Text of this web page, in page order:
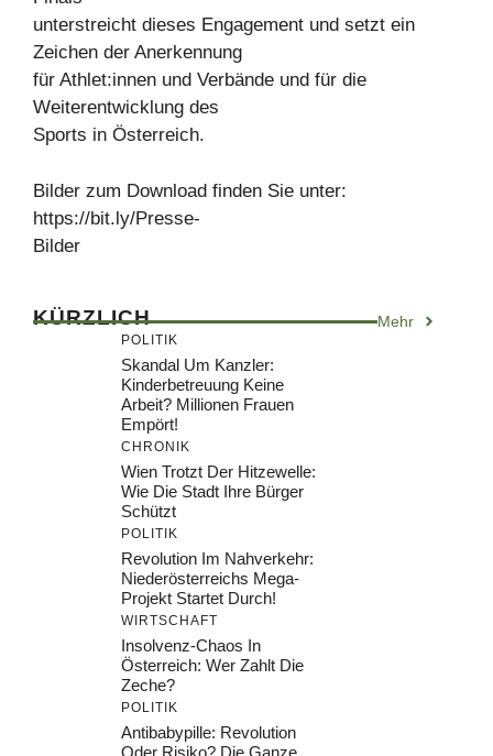
unterstreicht dieses Engagement und setzt ein
Zeichen der Anerkennung
für Athlet:innen und Verbände und für die
Weiterentwicklung des
Sports in Österreich.
Bilder zum Download finden Sie unter:
https://bit.ly/Presse-
Bilder
KÜRZLICH Mehr
POLITIK
Skandal Um Kanzler:
Kinderbetreuung Keine
Arbeit? Millionen Frauen
Empört!
CHRONIK
Wien Trotzt Der Hitzewelle:
Wie Die Stadt Ihre Bürger
Schützt
POLITIK
Revolution Im Nahverkehr:
Niederösterreichs Mega-
Projekt Startet Durch!
WIRTSCHAFT
Insolvenz-Chaos In
Österreich: Wer Zahlt Die
Zeche?
POLITIK
Antibabypille: Revolution
Oder Risiko? Die Ganze